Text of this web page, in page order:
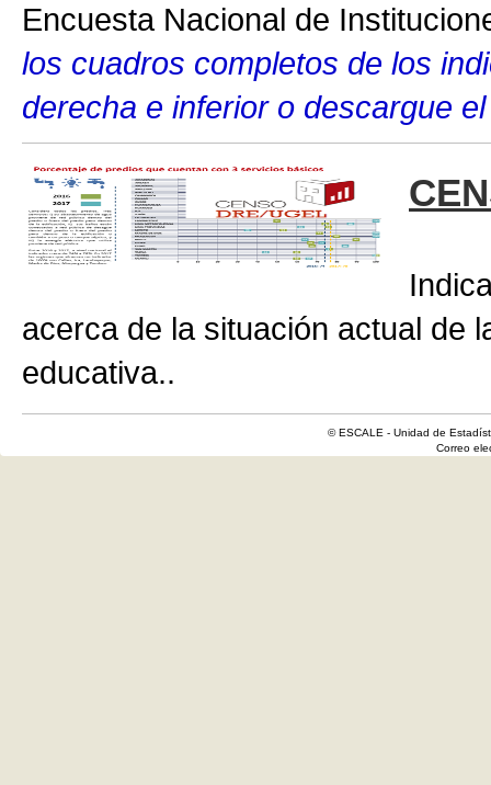
Encuesta Nacional de
los cuadros completos de los
derecha e inferior o descargue
acerca de la situación actual de
educativa..
© ESCALE - Unidad de
Correo